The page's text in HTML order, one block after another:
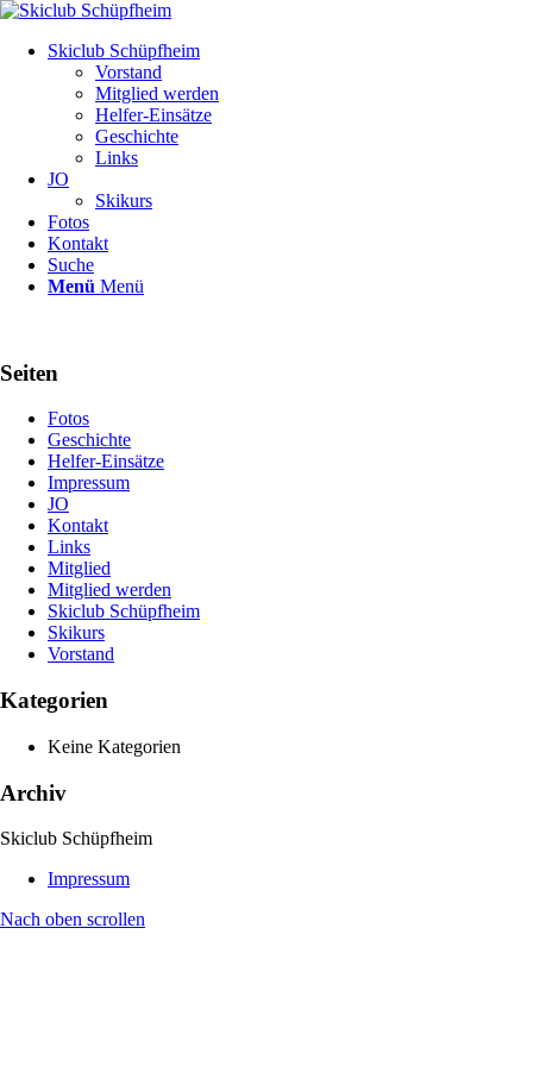
Skiclub Schüpfheim
Vorstand
Mitglied werden
Helfer-Einsätze
Geschichte
Links
JO
Skikurs
Fotos
Kontakt
Suche
Menü Menü
Seiten
Fotos
Geschichte
Helfer-Einsätze
Impressum
JO
Kontakt
Links
Mitglied
Mitglied werden
Skiclub Schüpfheim
Skikurs
Vorstand
Kategorien
Keine Kategorien
Archiv
Skiclub Schüpfheim
Impressum
Nach oben scrollen